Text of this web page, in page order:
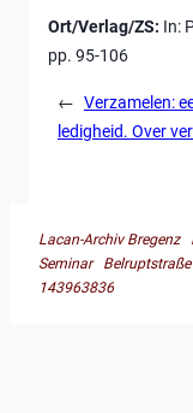
Ort/Verlag/ZS: In:
pp. 95-106
← Verzamelen:
ledigheid. Over
Lacan-Archiv Bregenz
Seminar
143963836